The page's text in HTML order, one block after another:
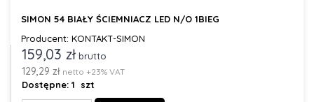
SIMON 54 BIAŁY ŚCIEMNIACZ LED N/O 1BIEG
Producent: KONTAKT-SIMON
159,03 zł brutto
129,29 zł netto +23% VAT
Dostępne: 1 szt